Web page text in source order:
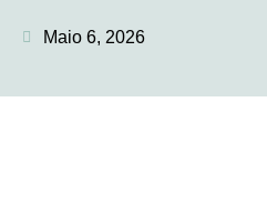
Maio 6, 2026